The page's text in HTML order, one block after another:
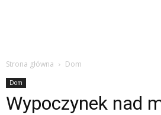
Strona główna Dom
Dom
Wypoczynek nad